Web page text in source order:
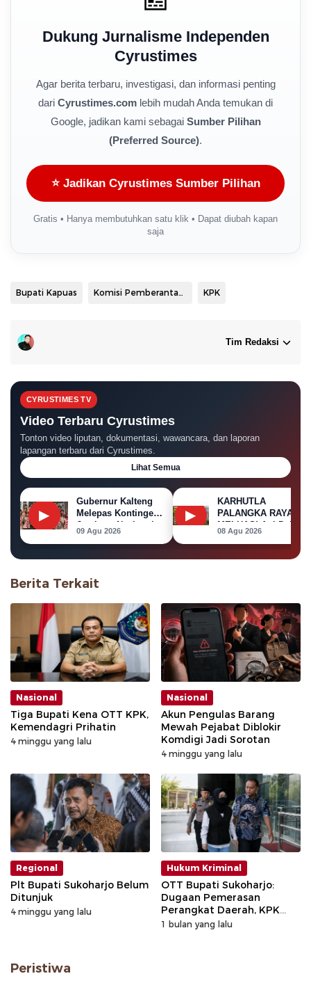
Dukung Jurnalisme Independen
Cyrustimes
Agar berita terbaru, investigasi, dan informasi penting
dari Cyrustimes.com lebih mudah Anda temukan di
Google, jadikan kami sebagai Sumber Pilihan
(Preferred Source).
⭐ Jadikan Cyrustimes Sumber Pilihan
Gratis • Hanya membutuhkan satu klik • Dapat diubah kapan
saja
Bupati Kapuas Komisi Pemberantasan Korupsi KPK
Tim Redaksi
CYRUSTIMES TV
Video Terbaru Cyrustimes
Tonton video liputan, dokumentasi, wawancara, dan laporan
lapangan terbaru dari Cyrustimes.
Lihat Semua
▶
Gubernur Kalteng
Melepas Kontingen
Jambore Nasional
XII 2026
09 Agu 2026
▶
KARHUTLA
PALANGKA RAYA
MELUAS! Api Dekati
Permukiman, Rumah
di Jalan Kalibata
Terbakar
08 Agu 2026
Berita Terkait
Nasional
Tiga Bupati Kena OTT KPK,
Kemendagri Prihatin
4 minggu yang lalu
Nasional
Akun Pengulas Barang
Mewah Pejabat Diblokir
Komdigi Jadi Sorotan
4 minggu yang lalu
Regional
Plt Bupati Sukoharjo Belum
Ditunjuk
4 minggu yang lalu
Hukum Kriminal
OTT Bupati Sukoharjo:
Dugaan Pemerasan
Perangkat Daerah, KPK
Amankan Uang Miliaran
1 bulan yang lalu
Peristiwa